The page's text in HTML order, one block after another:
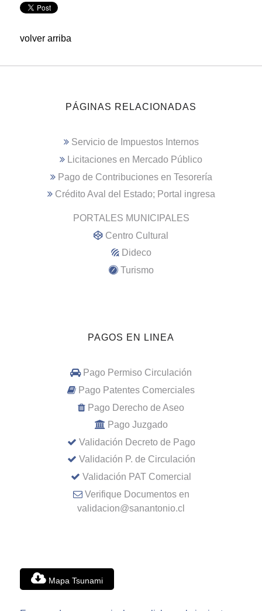
volver arriba
PÁGINAS RELACIONADAS
Servicio de Impuestos Internos
Licitaciones en Mercado Público
Pago de Contribuciones en Tesorería
Crédito Aval del Estado; Portal ingresa
PORTALES MUNICIPALES
Centro Cultural
Dideco
Turismo
PAGOS EN LINEA
Pago Permiso Circulación
Pago Patentes Comerciales
Pago Derecho de Aseo
Pago Juzgado
Validación Decreto de Pago
Validación P. de Circulación
Validación PAT Comercial
Verifique Documentos en
validacion@sanantonio.cl
Mapa Tsunami